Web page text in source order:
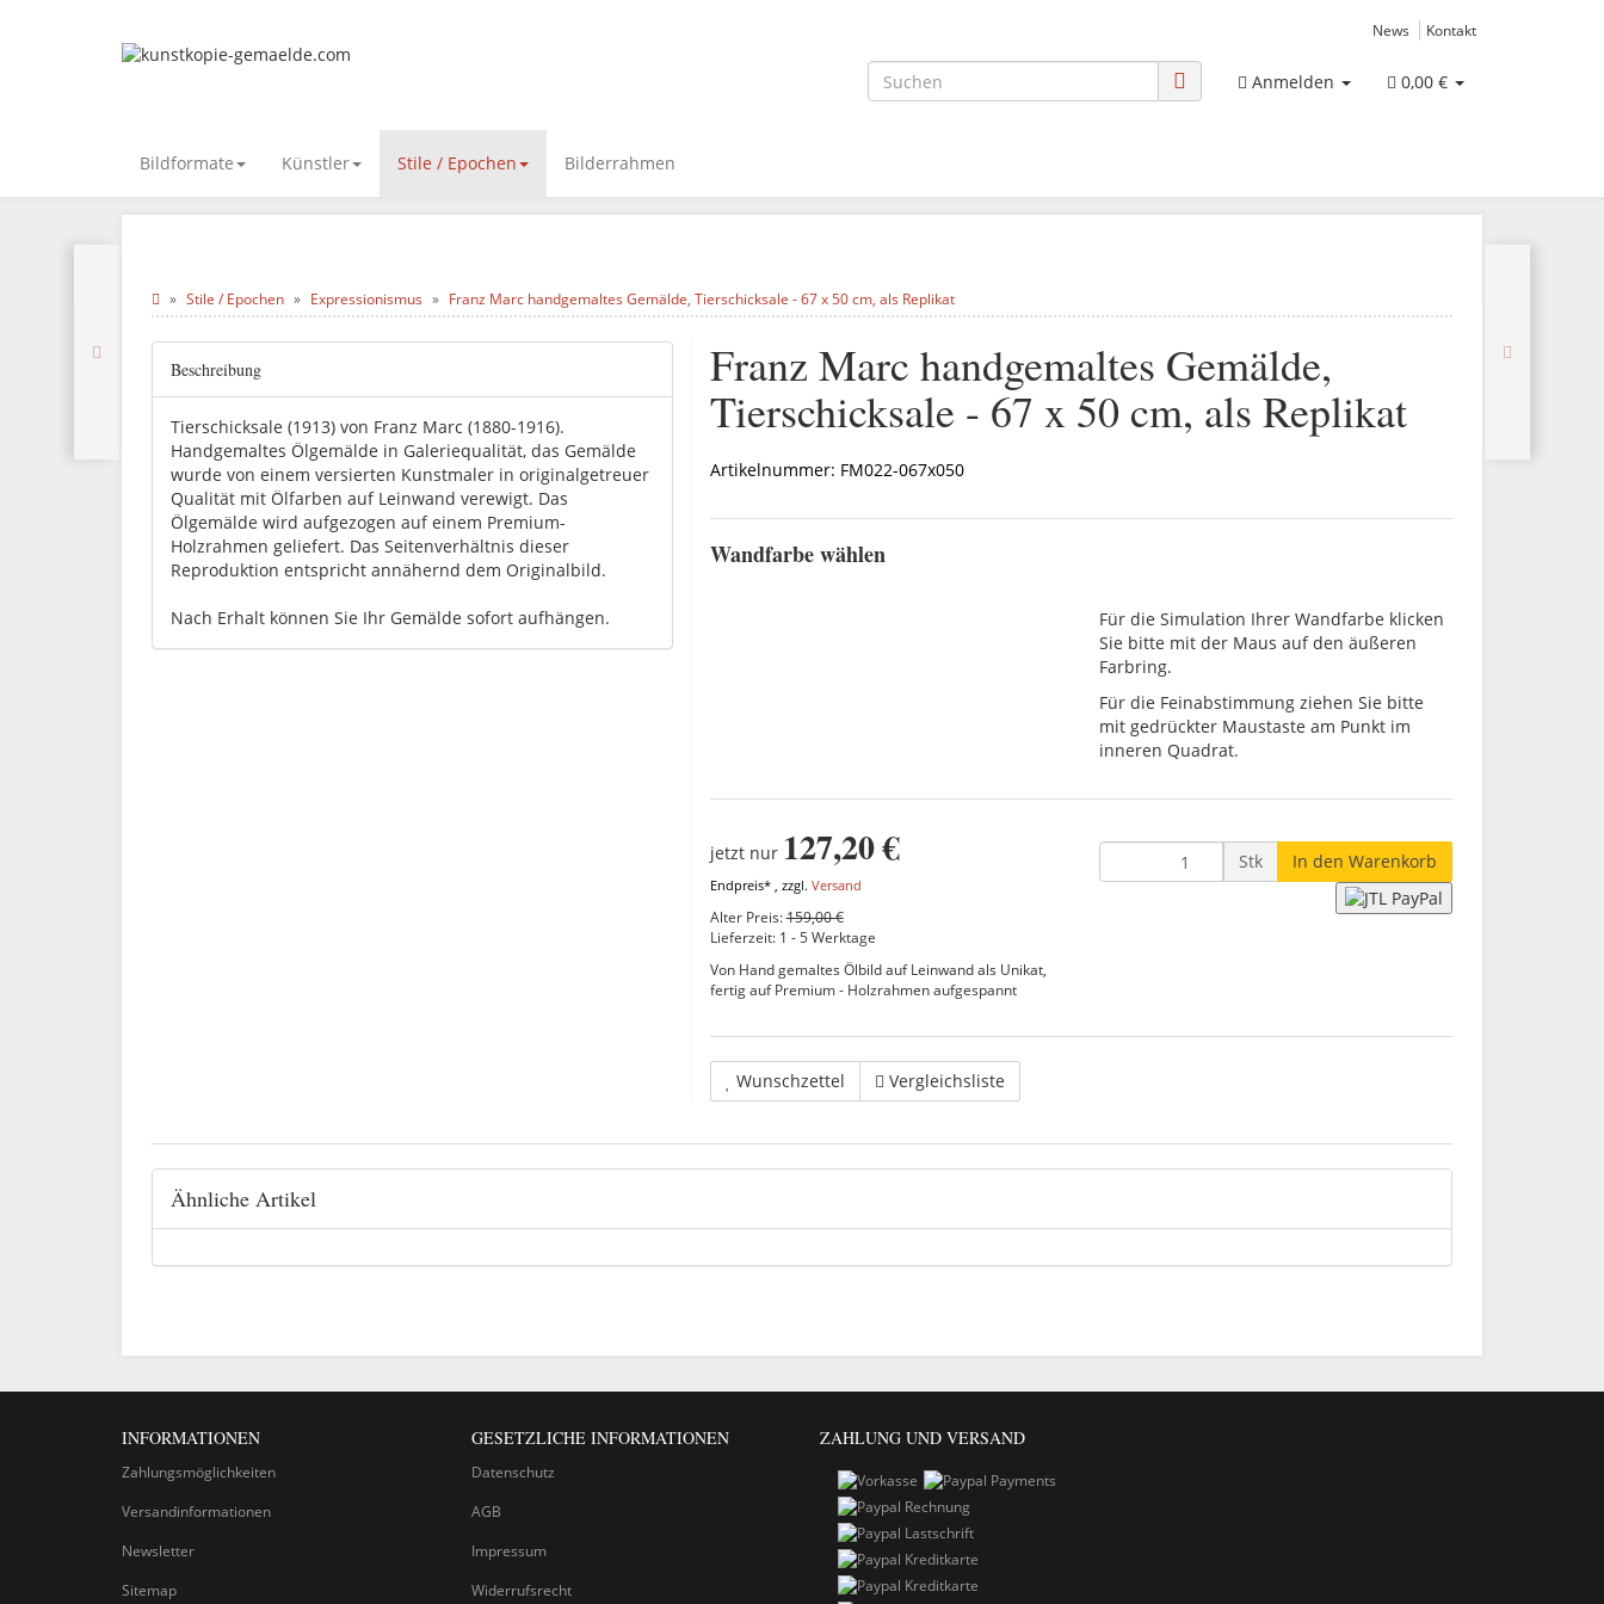
News Kontakt
Anmelden 0,00 €
Bildformate Künstler Stile / Epochen Bilderrahmen
Stile / Epochen Expressionismus Franz Marc handgemaltes Gemälde, Tierschicksale - 67 x 50 cm, als Replikat
Beschreibung
Tierschicksale (1913) von Franz Marc (1880-1916).
Handgemaltes Ölgemälde in Galeriequalität, das Gemälde
wurde von einem versierten Kunstmaler in originalgetreuer
Qualität mit Ölfarben auf Leinwand verewigt. Das
Ölgemälde wird aufgezogen auf einem Premium-
Holzrahmen geliefert. Das Seitenverhältnis dieser
Reproduktion entspricht annähernd dem Originalbild.
Nach Erhalt können Sie Ihr Gemälde sofort aufhängen.
Franz Marc handgemaltes Gemälde,
Tierschicksale - 67 x 50 cm, als Replikat
Artikelnummer: FM022-067x050
Wandfarbe wählen
Für die Simulation Ihrer Wandfarbe klicken
Sie bitte mit der Maus auf den äußeren
Farbring.
Für die Feinabstimmung ziehen Sie bitte
mit gedrückter Maustaste am Punkt im
inneren Quadrat.
jetzt nur 127,20 €
Endpreis* , zzgl. Versand
Alter Preis:159,00 €
Lieferzeit: 1 - 5 Werktage
Von Hand gemaltes Ölbild auf Leinwand als Unikat,
fertig auf Premium - Holzrahmen aufgespannt
Stk In den Warenkorb
Wunschzettel Vergleichsliste
Ähnliche Artikel
INFORMATIONEN
Zahlungsmöglichkeiten
Versandinformationen
Newsletter
Sitemap
GESETZLICHE INFORMATIONEN
Datenschutz
AGB
Impressum
Widerrufsrecht
ZAHLUNG UND VERSAND